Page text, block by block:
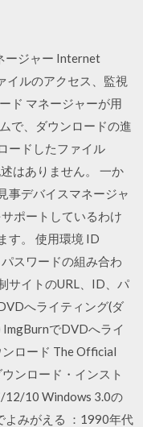
ージャー Internet
イルのアクセス、監視
ド マネージャーが用
で、ダウンロードの進
ードしたファイル
はありません。 一か
事デバイスマネージャ
ポートしているわけ
す。 使用環境 ID
スワードの組み合わ
サイトのURL、ID、パ
へライティング(ダ
でDVDへライ
ロード The Official
ンロード・インスト
12/10 Windows 3.0の
よみがえる ：1990年代